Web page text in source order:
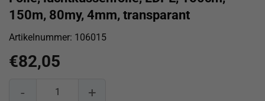
150m, 80my, 4mm, transparant
Artikelnummer: 106015
€82,05
Folie, luchtkussenfolie, LDPE, 150cm, 150m, 80my, 4mm,